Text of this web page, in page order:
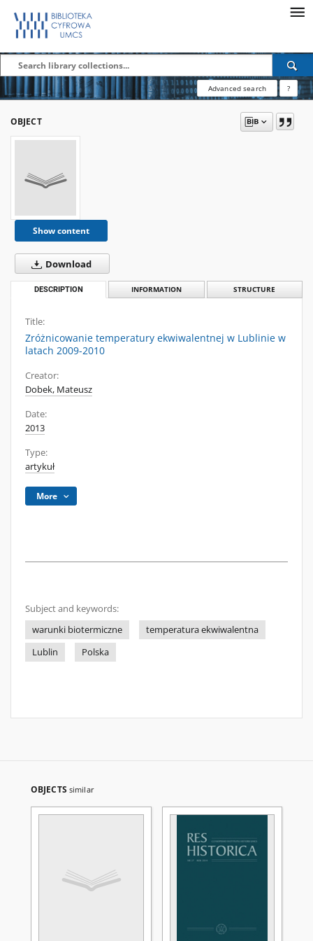
Advanced search ?
OBJECT
Show content
Download
DESCRIPTION INFORMATION STRUCTURE
Title:
Zróżnicowanie temperatury ekwiwalentnej w Lublinie w
latach 2009-2010
Creator:
Dobek, Mateusz
Date:
2013
Type:
artykuł
More
Subject and keywords:
warunki biotermiczne
temperatura ekwiwalentna
Lublin
Polska
OBJECTS similar